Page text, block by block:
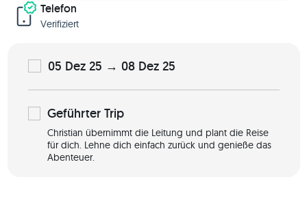
Telefon
Verifiziert
05 Dez 25 → 08 Dez 25
Geführter Trip
Christian übernimmt die Leitung und plant die Reise
für dich. Lehne dich einfach zurück und genieße das
Abenteuer.